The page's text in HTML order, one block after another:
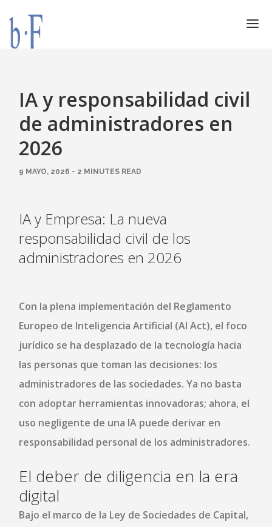
ESPECIALIZACIÓN
CALIDAD
BLOG
DOCUMENTACIÓN
IA y responsabilidad civil
de administradores en
2026
9 MAYO, 2026 - 2 MINUTES READ
IA y Empresa: La nueva
responsabilidad civil de los
administradores en 2026
Con la plena implementación del Reglamento
Europeo de Inteligencia Artificial (AI Act), el foco
jurídico se ha desplazado de la tecnología hacia
las personas que toman las decisiones: los
administradores de las sociedades. Ya no basta
con adoptar herramientas innovadoras; ahora, el
uso negligente de una IA puede derivar en
responsabilidad personal de los administradores.
El deber de diligencia en la era
digital
Bajo el marco de la Ley de Sociedades de Capital,